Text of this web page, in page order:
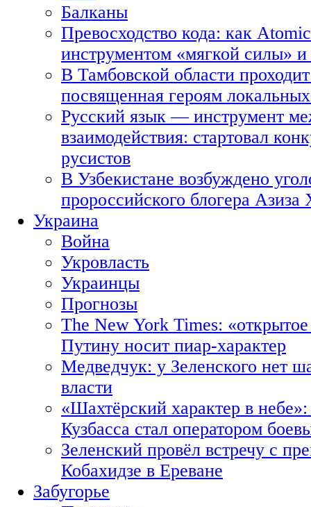
Балканы
Превосходство кода: как
инструментом «мягкой силы» и
В Тамбовской области
посвященная героям
Русский язык — инструмент
взаимодействия: стартовал
русистов
В Узбекистане возбуждено
пророссийского блогера Азиза
Украина
Война
Укровласть
Украинцы
Прогнозы
The New York Times:
Путину носит пиар-характер
Медведчук: у Зеленского нет
власти
«Шахтёрский характер в
Кузбасса стал оператором
Зеленский провёл встречу с
Кобахидзе в Ереване
Забугорье